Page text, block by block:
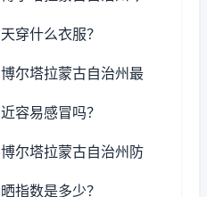
天穿什么衣服？
博尔塔拉蒙古自治州最
近容易感冒吗？
博尔塔拉蒙古自治州防
晒指数是多少？